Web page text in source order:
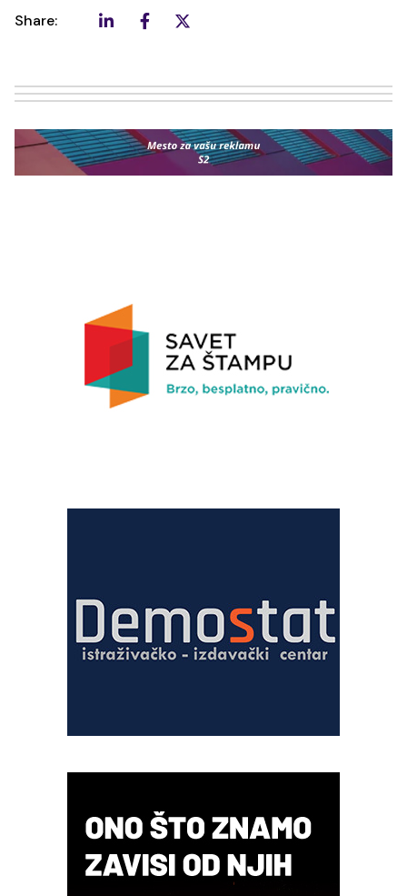
Share: